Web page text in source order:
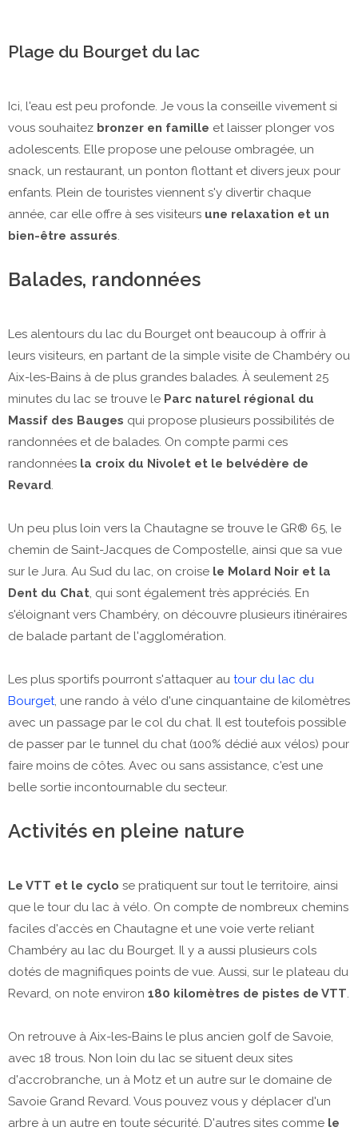
Plage du Bourget du lac
Ici, l'eau est peu profonde. Je vous la conseille vivement si
vous souhaitez bronzer en famille et laisser plonger vos
adolescents. Elle propose une pelouse ombragée, un
snack, un restaurant, un ponton flottant et divers jeux pour
enfants. Plein de touristes viennent s'y divertir chaque
année, car elle offre à ses visiteurs une relaxation et un
bien-être assurés
Balades, randonnées
Les alentours du lac du Bourget ont beaucoup à offrir à
leurs visiteurs, en partant de la simple visite de Chambéry ou
Aix-les-Bains à de plus grandes balades. À seulement 25
minutes du lac se trouve le Parc naturel régional du
Massif des Bauges qui propose plusieurs possibilités de
randonnées et de balades. On compte parmi ces
randonnées la croix du Nivolet et le belvédère de
Revard
Un peu plus loin vers la Chautagne se trouve le GR® 65, le
chemin de Saint-Jacques de Compostelle, ainsi que sa vue
sur le Jura. Au Sud du lac, on croise le Molard Noir et la
Dent du Chat , qui sont également très appréciés. En
s'éloignant vers Chambéry, on découvre plusieurs itinéraires
de balade partant de l'agglomération.
Les plus sportifs pourront s'attaquer au tour du lac du
Bourget , une rando à vélo d'une cinquantaine de kilomètres
avec un passage par le col du chat. Il est toutefois possible
de passer par le tunnel du chat (100% dédié aux vélos) pour
faire moins de côtes. Avec ou sans assistance, c'est une
belle sortie incontournable du secteur.
Activités en pleine nature
Le VTT et le cyclo se pratiquent sur tout le territoire, ainsi
que le tour du lac à vélo. On compte de nombreux chemins
faciles d'accès en Chautagne et une voie verte reliant
Chambéry au lac du Bourget. Il y a aussi plusieurs cols
dotés de magnifiques points de vue. Aussi, sur le plateau du
Revard, on note environ 180 kilomètres de pistes de VTT
On retrouve à Aix-les-Bains le plus ancien golf de Savoie,
avec 18 trous. Non loin du lac se situent deux sites
d'accrobranche, un à Motz et un autre sur le domaine de
Savoie Grand Revard. Vous pouvez vous y déplacer d'un
arbre à un autre en toute sécurité. D'autres sites comme le